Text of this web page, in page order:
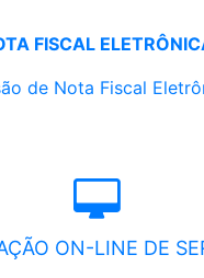
FISCAL
de Nota Fiscal
ON-LINE DE